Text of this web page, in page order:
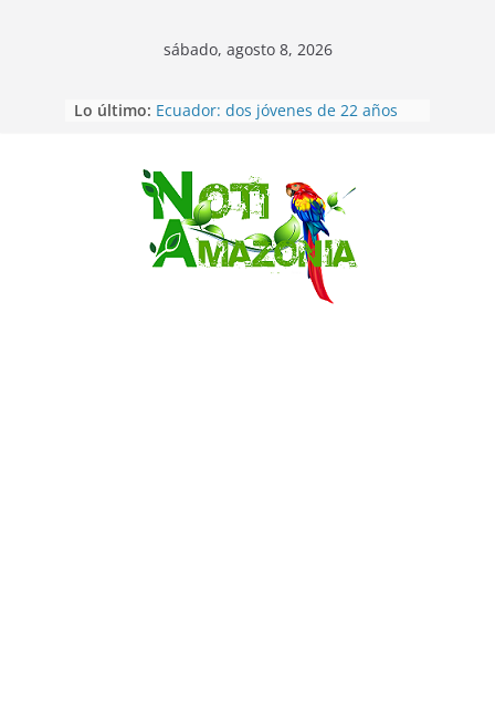
Saltar
sábado, agosto 8, 2026
Lo último: Napo: presunto sicariato en cantón
desaparecidos fueron encontrados
muertos en Puerto lopez
Sentencian a 34 años de prisión a
implicados en caso de Alison,
oriunda de Tena
Vozinha, el arquero sensación de
cabo Verde, ya llegó para